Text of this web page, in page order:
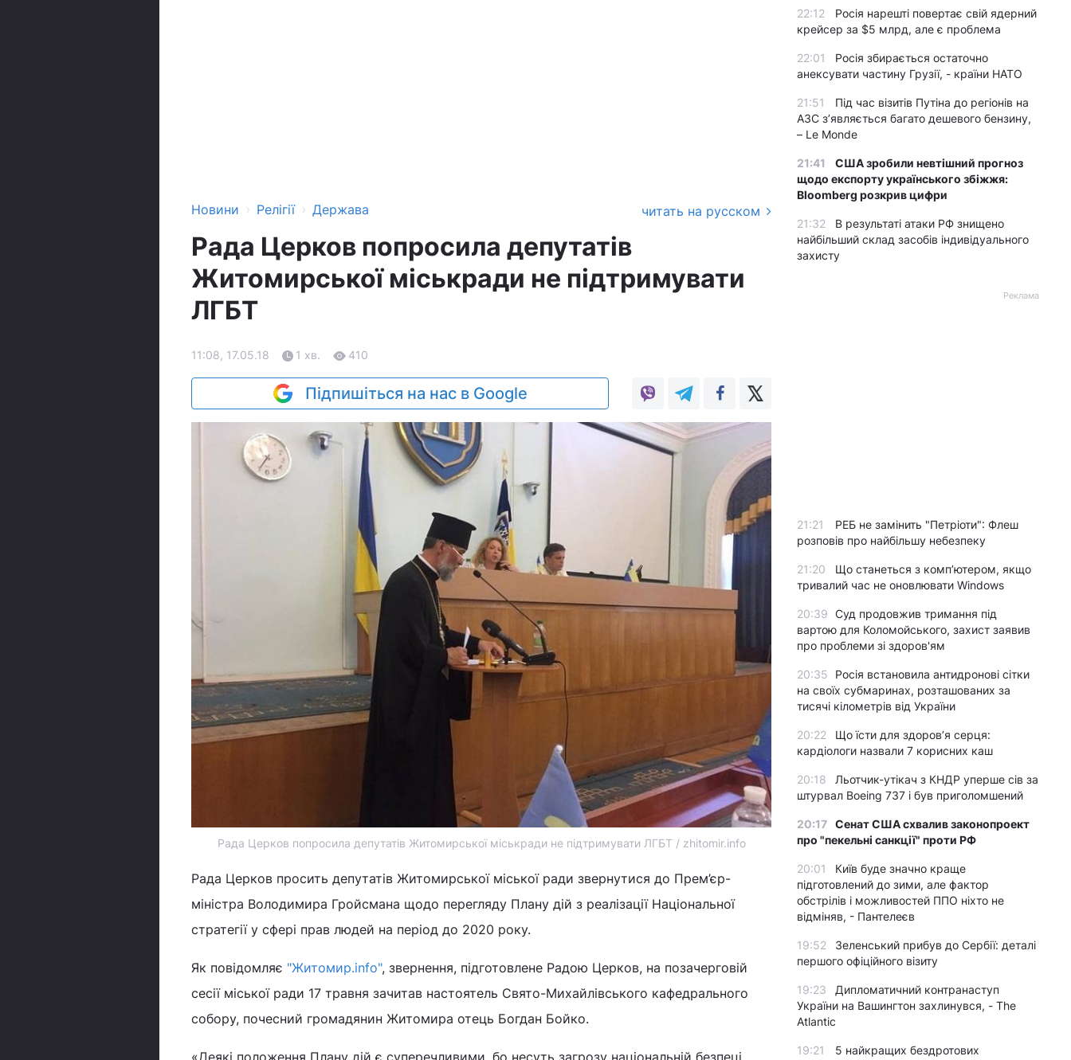
Новини › Релігії › Держава читать на русском
Рада Церков попросила депутатів
Житомирської міськради не підтримувати
ЛГБТ
11:08, 17.05.18 1 хв. 410
Підпишіться на нас в Google
Рада Церков попросила депутатів Житомирської міськради не підтримувати ЛГБТ / zhitomir.info
Рада Церков просить депутатів Житомирської міської ради звернутися до Прем’єр-
міністра Володимира Гройсмана щодо перегляду Плану дій з реалізації Національної
стратегії у сфері прав людей на період до 2020 року.
Як повідомляє "Житомир.info", звернення, підготовлене Радою Церков, на позачерговій
сесії міської ради 17 травня зачитав настоятель Свято-Михайлівського кафедрального
собору, почесний громадянин Житомира отець Богдан Бойко.
22:12
Росія нарешті повертає свій ядерний
крейсер за $5 млрд, але є проблема
22:01
Росія збирається остаточно
анексувати частину Грузії, - країни НАТО
21:51
Під час візитів Путіна до регіонів на
АЗС з’являється багато дешевого бензину,
– Le Monde
21:41
США зробили невтішний прогноз
щодо експорту українського збіжжя:
Bloomberg розкрив цифри
21:32
В результаті атаки РФ знищено
найбільший склад засобів індивідуального
захисту
Реклама
21:21
РЕБ не замінить "Петріоти": Флеш
розповів про найбільшу небезпеку
21:20
Що станеться з комп’ютером, якщо
тривалий час не оновлювати Windows
20:39 Суд продовжив тримання під
вартою для Коломойського, захист заявив
про проблеми зі здоров'ям
20:35
Росія встановила антидронові сітки
на своїх субмаринах, розташованих за
тисячі кілометрів від України
20:22
Що їсти для здоров’я серця:
кардіологи назвали 7 корисних каш
20:18
Льотчик-утікач з КНДР уперше сів за
штурвал Boeing 737 і був приголомшений
20:17 Сенат США схвалив законопроект
про "пекельні санкції" проти РФ
20:01
Київ буде значно краще
підготовлений до зими, але фактор
обстрілів і можливостей ППО ніхто не
відміняв, - Пантелеєв
19:52
Зеленський прибув до Сербії: деталі
першого офіційного візиту
19:23
Дипломатичний контранаступ
України на Вашингтон захлинувся, - The
Atlantic
19:21
5 найкращих бездротових